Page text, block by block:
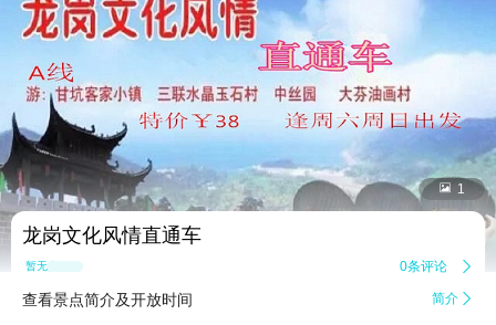
 1
龙岗文化风情直通车
暂无点评 0条评论 
查看景点简介及开放时间 简介 
